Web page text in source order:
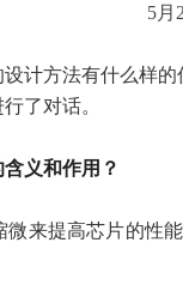
5月
计方法有什么样
了对话。
义和作用？
来提高芯片的性